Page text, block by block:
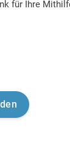
für Ihre